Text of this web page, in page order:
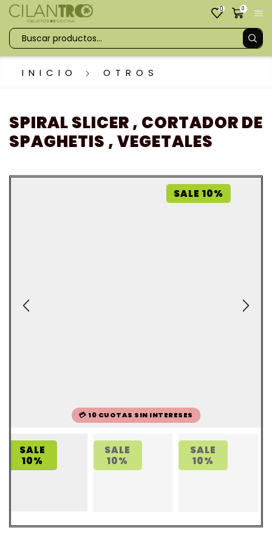
0 0
INICIO OTROS
SPIRAL SLICER , CORTADOR DE
SPAGHETIS , VEGETALES
SALE 10%
💳 10 CUOTAS SIN INTERESES
SALE
10%
SALE
10%
SALE
10%